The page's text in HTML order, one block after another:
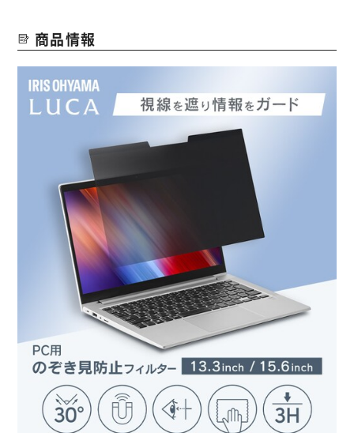
用できます。
商品情報